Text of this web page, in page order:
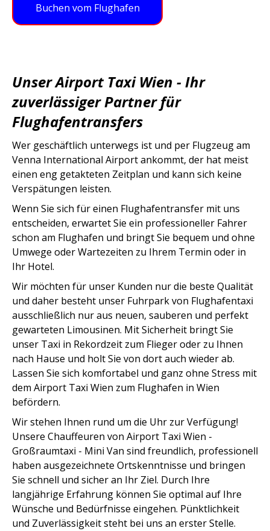
Buchen vom Flughafen
Unser Airport Taxi Wien - Ihr
zuverlässiger Partner für
Flughafentransfers
Wer geschäftlich unterwegs ist und per Flugzeug am
Venna International Airport ankommt, der hat meist
einen eng getakteten Zeitplan und kann sich keine
Verspätungen leisten.
Wenn Sie sich für einen Flughafentransfer mit uns
entscheiden, erwartet Sie ein professioneller Fahrer
schon am Flughafen und bringt Sie bequem und ohne
Umwege oder Wartezeiten zu Ihrem Termin oder in
Ihr Hotel.
Wir möchten für unser Kunden nur die beste Qualität
und daher besteht unser Fuhrpark von Flughafentaxi
ausschließlich nur aus neuen, sauberen und perfekt
gewarteten Limousinen. Mit Sicherheit bringt Sie
unser Taxi in Rekordzeit zum Flieger oder zu Ihnen
nach Hause und holt Sie von dort auch wieder ab.
Lassen Sie sich komfortabel und ganz ohne Stress mit
dem Airport Taxi Wien zum Flughafen in Wien
befördern.
Wir stehen Ihnen rund um die Uhr zur Verfügung!
Unsere Chauffeuren von Airport Taxi Wien -
Großraumtaxi - Mini Van sind freundlich, professionell
haben ausgezeichnete Ortskenntnisse und bringen
Sie schnell und sicher an Ihr Ziel. Durch Ihre
langjährige Erfahrung können Sie optimal auf Ihre
Wünsche und Bedürfnisse eingehen. Pünktlichkeit
und Zuverlässigkeit steht bei uns an erster Stelle.